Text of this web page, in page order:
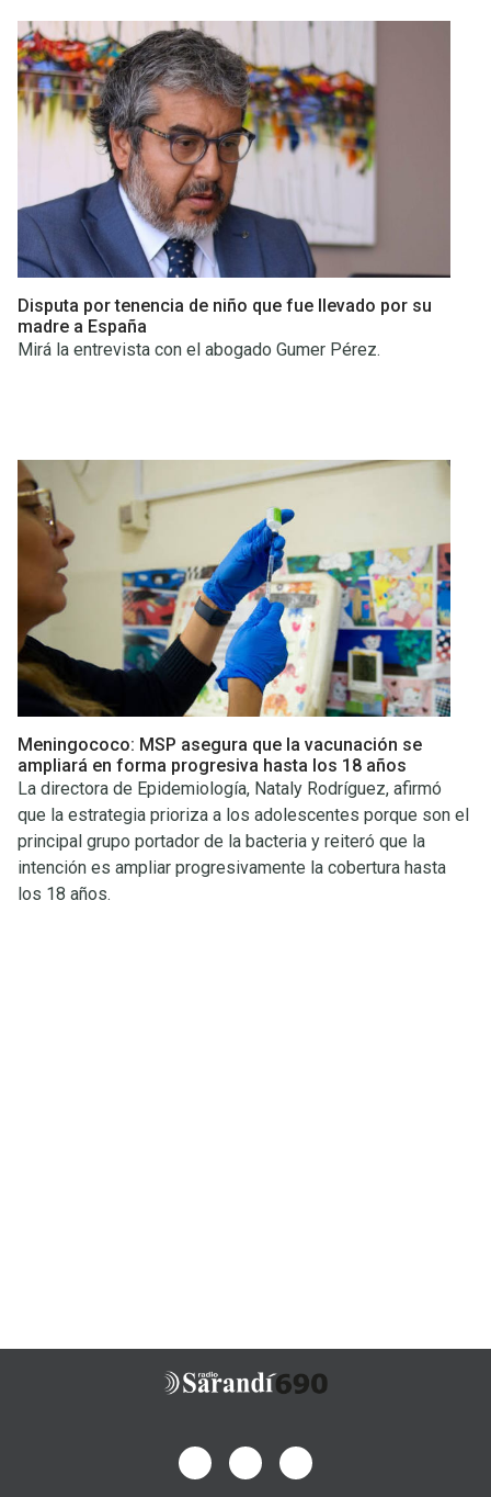
Disputa por tenencia de niño que fue llevado por su
madre a España
Mirá la entrevista con el abogado Gumer Pérez.
Meningococo: MSP asegura que la vacunación se
ampliará en forma progresiva hasta los 18 años
La directora de Epidemiología, Nataly Rodríguez, afirmó
que la estrategia prioriza a los adolescentes porque son el
principal grupo portador de la bacteria y reiteró que la
intención es ampliar progresivamente la cobertura hasta
los 18 años.